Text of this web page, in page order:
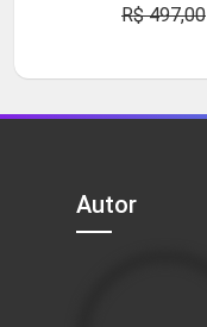
Avaliação
5
R$497,00
Autor